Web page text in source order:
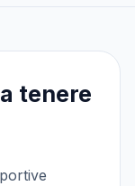
tenere